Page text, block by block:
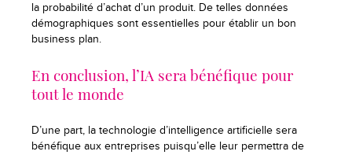
la probabilité d’achat d’un produit. De telles données
démographiques sont essentielles pour établir un bon
business plan.
En conclusion, l’IA sera bénéfique pour
tout le monde
D’une part, la technologie d’intelligence artificielle sera
bénéfique aux entreprises puisqu’elle leur permettra de